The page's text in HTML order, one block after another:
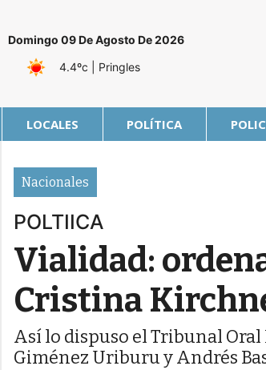
Domingo 09 De Agosto De 2026
4.4ºc
| Pringles
LOCALES POLÍTICA
Nacionales
POLTIICA
Vialidad:
Cristina
Así lo dispuso el Tribunal Oral
Giménez Uriburu y Andrés